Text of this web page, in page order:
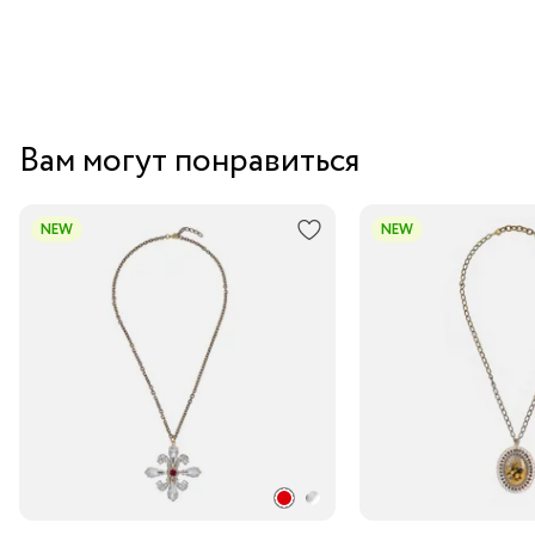
Вам могут понравиться
NEW NEW